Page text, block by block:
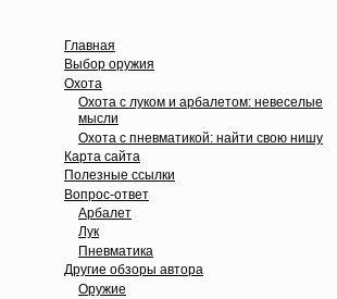
Главная
Выбор оружия
Охота
Охота с луком и арбалетом: невеселые
мысли
Охота с пневматикой: найти свою нишу
Карта сайта
Полезные ссылки
Вопрос-ответ
Арбалет
Лук
Пневматика
Другие обзоры автора
Оружие